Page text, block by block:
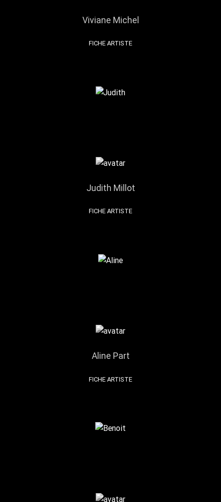
Viviane Michel
FICHE ARTISTE
Judith Millot
FICHE ARTISTE
Aline Part
FICHE ARTISTE